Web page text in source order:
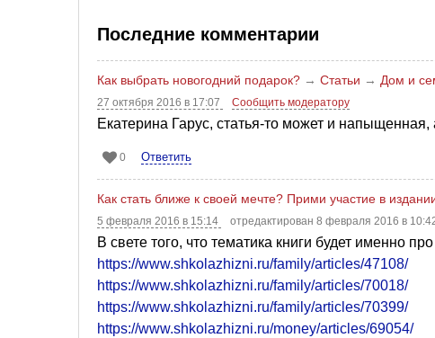
Последние комментарии
Как выбрать новогодний подарок? → Статьи → Дом и
27 октября 2016 в 17:07 Сообщить модератору
Екатерина Гарус, статья-то может и
0 Ответить
Как стать ближе к своей мечте? Прими участие в
5 февраля 2016 в 15:14 отредактирован 8 февраля 2016 в
В свете того, что тематика книги будет именно
https://www.shkolazhizni.ru/family/articles/47108/
https://www.shkolazhizni.ru/family/articles/70018/
https://www.shkolazhizni.ru/family/articles/70399/
https://www.shkolazhizni.ru/money/articles/69054/